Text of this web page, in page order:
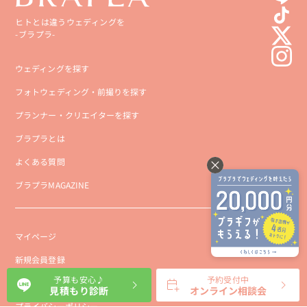
ヒトとは違うウェディングを
-ブラプラ-
ウェディングを探す
フォトウェディング・前撮りを探す
プランナー・クリエイターを探す
ブラプラとは
よくある質問
ブラプラMAGAZINE
マイページ
新規会員登録
会社概要
予算も安心♪
見積もり診断
予約受付中
オンライン相談会